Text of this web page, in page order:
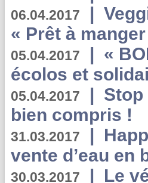
06.04.2017 |
« Prêt à manger
05.04.2017 | «
écolos et
05.04.2017 | Stop
bien compris !
31.03.2017 |
vente d’eau en
30.03.2017 | Le